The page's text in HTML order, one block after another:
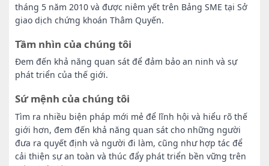
tháng 5 năm 2010 và được niêm yết trên Bảng SME tại Sở
giao dịch chứng khoán Thâm Quyến.
Tầm nhìn của chúng tôi
Đem đến khả năng quan sát để đảm bảo an ninh và sự
phát triển của thế giới.
Sứ mệnh của chúng tôi
Tìm ra nhiều biện pháp mới mẻ để lĩnh hội và hiểu rõ thế
giới hơn, đem đến khả năng quan sát cho những người
đưa ra quyết định và người đi làm, cũng như hợp tác để
cải thiện sự an toàn và thúc đẩy phát triển bền vững trên